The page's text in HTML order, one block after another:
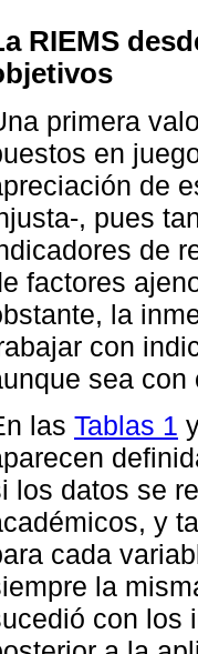
RIEMS
primera
en
de
, pues
de
factores
la
con
sea con
las Tablas 1
los datos se
y
cada
la
con los